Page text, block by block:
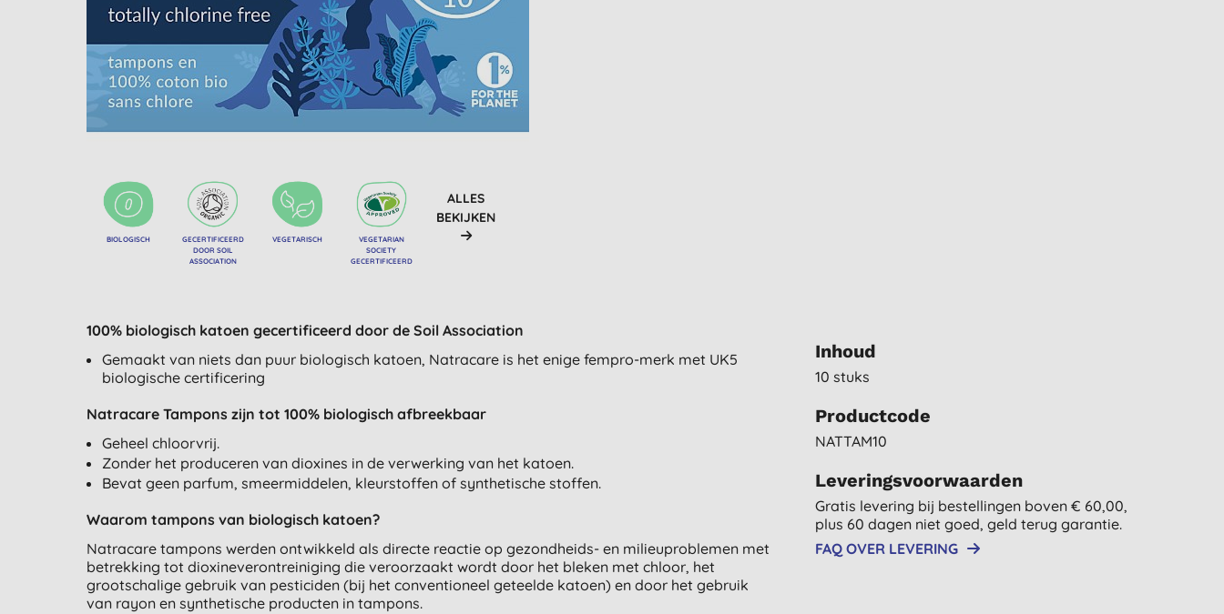
BIOLOGISCH
GECERTIFICEERD
DOOR SOIL
ASSOCIATION
VEGETARISCH
VEGETARIAN
SOCIETY
GECERTIFICEERD
ALLES
BEKIJKEN
100% biologisch katoen gecertificeerd door de Soil Association
Gemaakt van niets dan puur biologisch katoen, Natracare is het enige fempro-merk met UK5
biologische certificering
Natracare Tampons zijn tot 100% biologisch afbreekbaar
Geheel chloorvrij.
Zonder het produceren van dioxines in de verwerking van het katoen.
Bevat geen parfum, smeermiddelen, kleurstoffen of synthetische stoffen.
Waarom tampons van biologisch katoen?
Natracare tampons werden ontwikkeld als directe reactie op gezondheids- en milieuproblemen met
betrekking tot dioxineverontreiniging die veroorzaakt wordt door het bleken met chloor, het
grootschalige gebruik van pesticiden (bij het conventioneel geteelde katoen) en door het gebruik
van rayon en synthetische producten in tampons.
Inhoud
10 stuks
Productcode
NATTAM10
Leveringsvoorwaarden
Gratis levering bij bestellingen boven € 60,00,
plus 60 dagen niet goed, geld terug garantie.
FAQ OVER LEVERING